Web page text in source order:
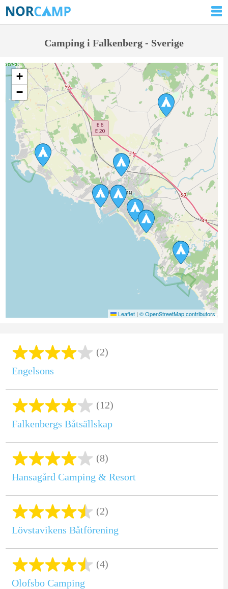
Camping i Falkenberg - Sverige
+
−
Leaflet | © OpenStreetMap contributors
(2)
Engelsons
(12)
Falkenbergs Båtsällskap
(8)
Hansagård Camping & Resort
(2)
Lövstavikens Båtförening
(4)
Olofsbo Camping